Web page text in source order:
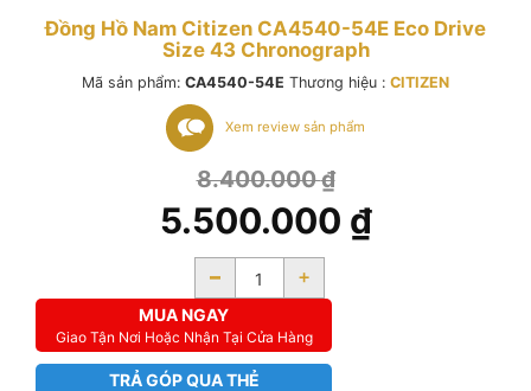
Đồng Hồ Nam Citizen CA4540-54E Eco Drive
Size 43 Chronograph
Mã sản phẩm: CA4540-54E Thương hiệu : CITIZEN
Xem review sản phẩm
8.400.000₫
5.500.000 ₫
- +
MUA NGAY
Giao Tận Nơi Hoặc Nhận Tại Cửa Hàng
TRẢ GÓP QUA THẺ